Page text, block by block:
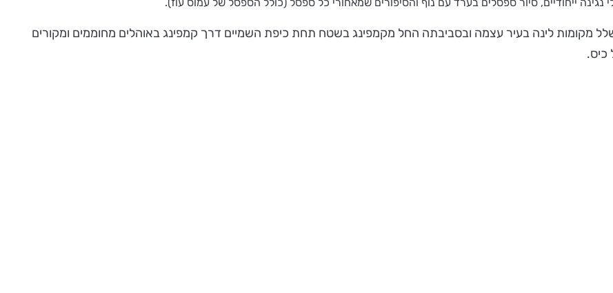
שלל מקומות לינה בעיר עצמה ובסביבתה החל מקמפינג בשטח תחת כיפת השמיים דרך קמפינג באוהלים מחוממים ומקורים
כיס.